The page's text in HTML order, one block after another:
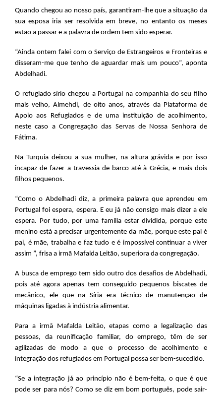
Quando chegou ao nosso país, garantiram-lhe que a situação da
sua esposa iria ser resolvida em breve, no entanto os meses
estão a passar e a palavra de ordem tem sido esperar.
“Ainda ontem falei com o Serviço de Estrangeiros e Fronteiras e
disseram-me que tenho de aguardar mais um pouco”, aponta
Abdelhadi.
O refugiado sírio chegou a Portugal na companhia do seu filho
mais velho, Almehdi, de oito anos, através da Plataforma de
Apoio aos Refugiados e de uma instituição de acolhimento,
neste caso a Congregação das Servas de Nossa Senhora de
Fátima.
Na Turquia deixou a sua mulher, na altura grávida e por isso
incapaz de fazer a travessia de barco até à Grécia, e mais dois
filhos pequenos.
“Como o Abdelhadi diz, a primeira palavra que aprendeu em
Portugal foi espera, espera. E eu já não consigo mais dizer a ele
espera. Por tudo, por uma família estar dividida, porque este
menino está a precisar urgentemente da mãe, porque este pai é
pai, é mãe, trabalha e faz tudo e é impossível continuar a viver
assim ”, frisa a irmã Mafalda Leitão, superiora da congregação.
A busca de emprego tem sido outro dos desafios de Abdelhadi,
pois até agora apenas tem conseguido pequenos biscates de
mecânico, ele que na Síria era técnico de manutenção de
máquinas ligadas à indústria alimentar.
Para a irmã Mafalda Leitão, etapas como a legalização das
pessoas, da reunificação familiar, do emprego, têm de ser
agilizadas de modo a que o processo de acolhimento e
integração dos refugiados em Portugal possa ser bem-sucedido.
“Se a integração já ao princípio não é bem-feita, o que é que
pode ser para nós? Como se diz em bom português, pode sair-